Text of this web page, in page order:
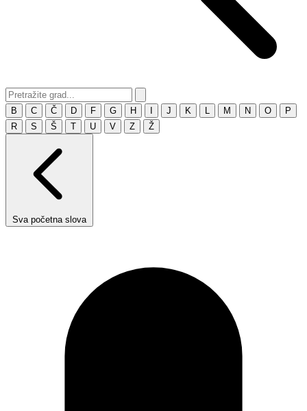
B C Č D F G H J K M N O
P
R
S Š T U V Z Ž
Sva početna slova